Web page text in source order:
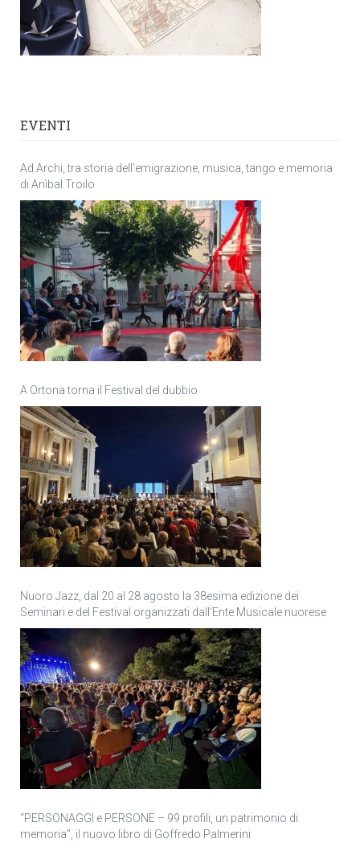
EVENTI
Ad Archi, tra storia dell’emigrazione, musica, tango e memoria
di Anìbal Troilo
A Ortona torna il Festival del dubbio
Nuoro Jazz, dal 20 al 28 agosto la 38esima edizione dei
Seminari e del Festival organizzati dall’Ente Musicale nuorese
“PERSONAGGI e PERSONE – 99 profili, un patrimonio di
memoria”, il nuovo libro di Goffredo Palmerini